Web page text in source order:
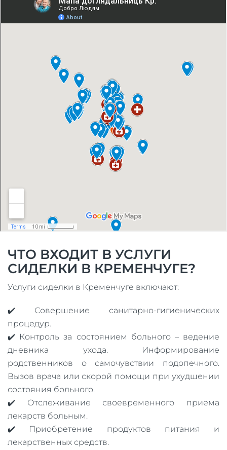
ЧТО ВХОДИТ В УСЛУГИ
СИДЕЛКИ В КРЕМЕНЧУГЕ?
Услуги сиделки в Кременчуге включают:
✔️ Совершение санитарно-гигиенических
процедур.
✔️ Контроль за состоянием больного – ведение
дневника ухода. Информирование
родственников о самочувствии подопечного.
Вызов врача или скорой помощи при ухудшении
состояния больного.
✔️ Отслеживание своевременного приема
лекарств больным.
✔️ Приобретение продуктов питания и
лекарственных средств.